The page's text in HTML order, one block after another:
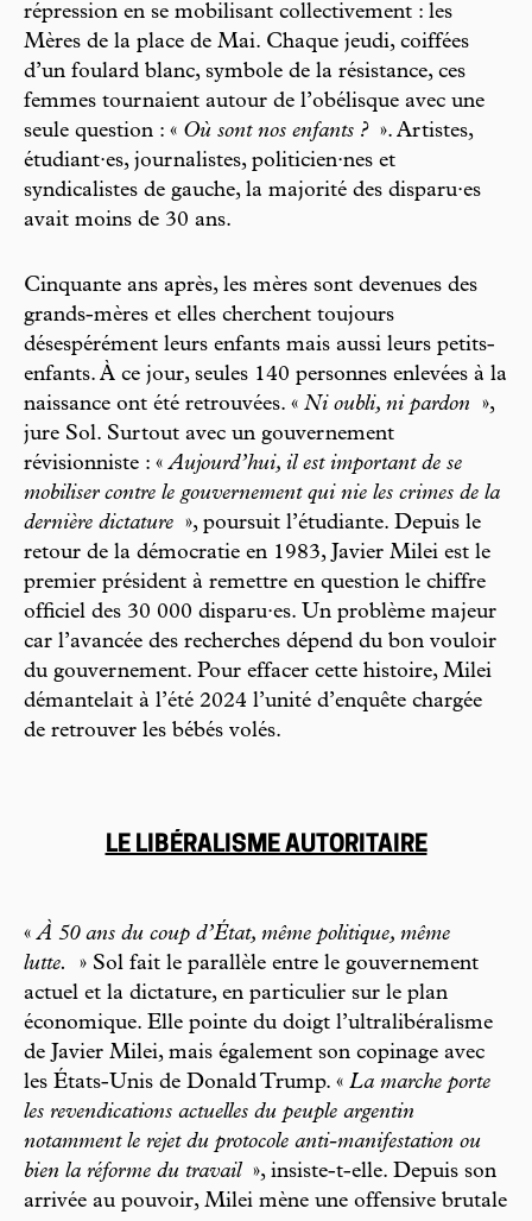
répression en se mobilisant collectivement : les
Mères de la place de Mai. Chaque jeudi, coiffées
d’un foulard blanc, symbole de la résistance, ces
femmes tournaient autour de l’obélisque avec une
seule question : « Où sont nos enfants ? ». Artistes,
étudiant·es, journalistes, politicien·nes et
syndicalistes de gauche, la majorité des disparu·es
avait moins de 30 ans.
Cinquante ans après, les mères sont devenues des
grands-mères et elles cherchent toujours
désespérément leurs enfants mais aussi leurs petits-
enfants. À ce jour, seules 140 personnes enlevées à la
naissance ont été retrouvées. « Ni oubli, ni pardon
»,
jure Sol. Surtout avec un gouvernement
révisionniste : «Aujourd’hui, il est important de se
mobiliser contre le gouvernement qui nie les crimes de la
dernière dictature », poursuit l’étudiante. Depuis le
retour de la démocratie en 1983, Javier Milei est le
premier président à remettre en question le chiffre
officiel des 30 000 disparu·es. Un problème majeur
car l’avancée des recherches dépend du bon vouloir
du gouvernement. Pour effacer cette histoire, Milei
démantelait à l’été 2024 l’unité d’enquête chargée
de retrouver les bébés volés.
LE LIBÉRALISME AUTORITAIRE
«À 50 ans du coup d’État, même politique, même
lutte.
» Sol fait le parallèle entre le gouvernement
actuel et la dictature, en particulier sur le plan
économique. Elle pointe du doigt l’ultralibéralisme
de Javier Milei, mais également son copinage avec
les États-Unis de Donald Trump. « La marche porte
les revendications actuelles du peuple argentin
notamment le rejet du protocole anti-manifestation ou
bien la réforme du travail », insiste-t-elle. Depuis son
arrivée au pouvoir, Milei mène une offensive brutale